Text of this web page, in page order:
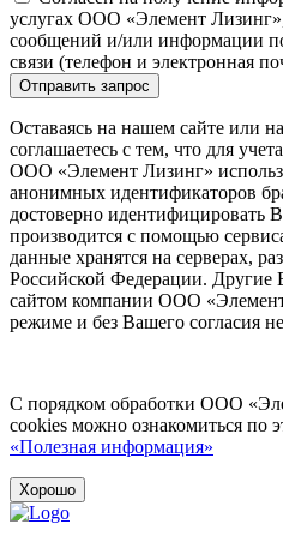
услугах ООО «Элемент
сообщений и/или информации
связи (телефон и электронная
Отправить запрос
Оставаясь на нашем сайте или
соглашаетесь с тем, что для
ООО «Элемент Лизинг»
анонимных идентификаторов
достоверно идентифицировать
производится с помощью
данные хранятся на серверах,
Российской Федерации.
сайтом компании ООО
режиме и без Вашего согласия
С порядком обработки ООО
cookies можно ознакомиться по
«Полезная информация»
Хорошо